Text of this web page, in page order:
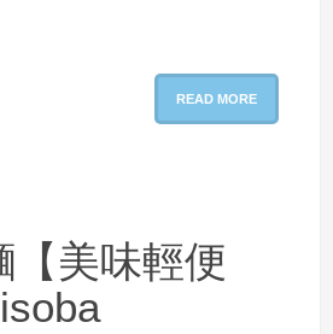
READ MORE
【美味輕便